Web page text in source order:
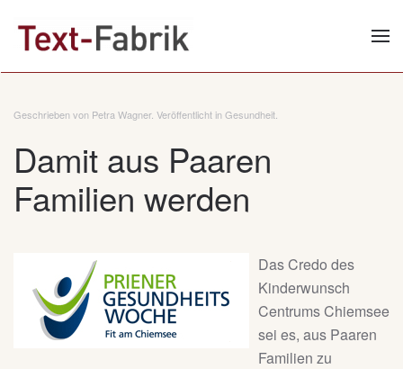
Zum Hauptinhalt springen
Geschrieben von Petra Wagner. Veröffentlicht inGesundheit
Damit aus Paaren
Familien werden
Das Credo des
Kinderwunsch
Centrums Chiemsee
sei es, aus Paaren
Familien zu